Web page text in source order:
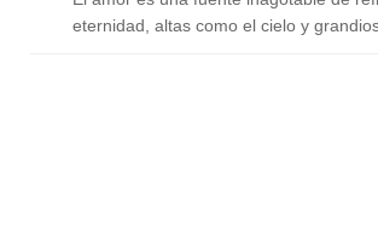
eternidad, altas como el cielo y